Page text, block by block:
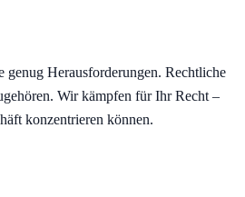
genug Herausforderungen. Rechtliche
Wir kämpfen für Ihr Recht –
konzentrieren können.